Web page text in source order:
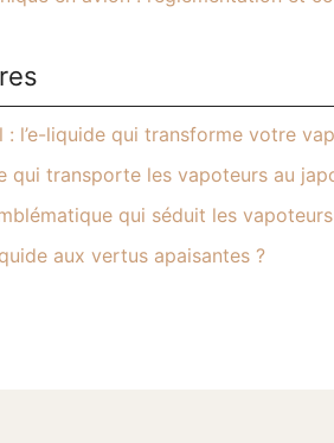
: l’e-liquide qui transforme votre
qui transporte les vapoteurs au
qui séduit les vapoteurs
aux vertus apaisantes ?